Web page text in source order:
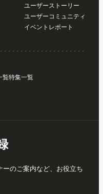
ユーザーストーリー
ユーザーコミュニティ
イベントレポート
覧特集一覧
のご案内など、お役立ち